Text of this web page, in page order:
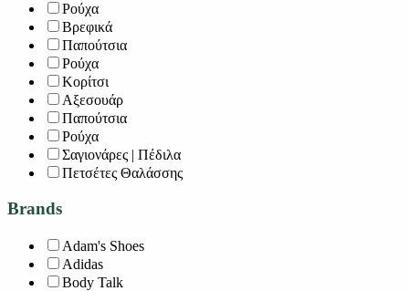
Ρούχα
Βρεφικά
Παπούτσια
Ρούχα
Κορίτσι
Αξεσουάρ
Παπούτσια
Ρούχα
Σαγιονάρες | Πέδιλα
Πετσέτες Θαλάσσης
Brands
Adam's Shoes
Adidas
Body Talk